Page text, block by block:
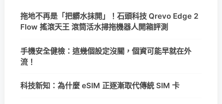
拖地不再是「把髒水抹開」！石頭科技 Qrevo Edge 2
Flow 搖滾天王 滾筒活水掃拖機器人開箱評測
手機安全健檢：這幾個設定沒關，個資可能早就在外
流！
科技新知：為什麼 eSIM 正逐漸取代傳統 SIM 卡